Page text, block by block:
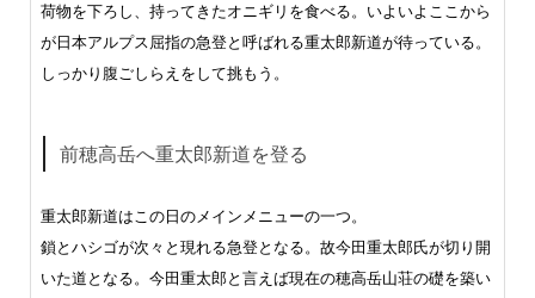
荷物を下ろし、持ってきたオニギリを食べる。いよいよここから
が日本アルプス屈指の急登と呼ばれる重太郎新道が待っている。
しっかり腹ごしらえをして挑もう。
前穂高岳へ重太郎新道を登る
重太郎新道はこの日のメインメニューの一つ。
鎖とハシゴが次々と現れる急登となる。故今田重太郎氏が切り開
いた道となる。今田重太郎と言えば現在の穂高岳山荘の礎を築い